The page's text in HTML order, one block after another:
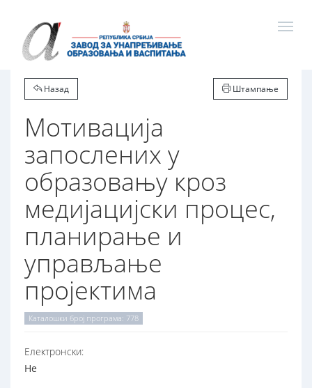
Назад Штампање
Мотивација
запослених у
образовању кроз
медијацијски процес,
планирање и
управљање
пројектима
Каталошки број програма: 778
Електронски:
Не